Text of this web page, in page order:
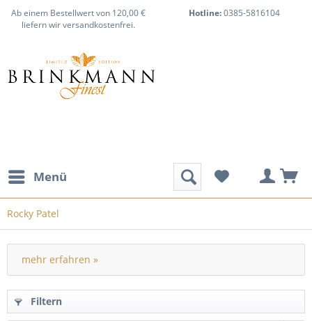
Ab einem Bestellwert von 120,00 €
liefern wir versandkostenfrei.
Hotline:0385-5816104
Menü
Rocky Patel
mehr erfahren »
Filtern